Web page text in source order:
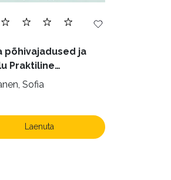
ja põnevik (1285)
ja teadus (45)
ja looming (86)
ja noortekirjandus (580)
põhivajadused ja
Praktiline
sujuvaks ja
pakkuvaks
Sofia
Laenuta